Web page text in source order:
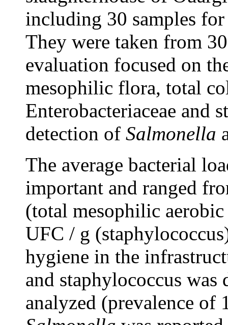
including 30 samples
They were taken from
evaluation focused on
mesophilic flora, total
Enterobacteriaceae and
detection of Salmonella
The average bacterial
important and ranged
(total mesophilic
UFC / g
hygiene in the
and staphylococcus was
analyzed (prevalence of